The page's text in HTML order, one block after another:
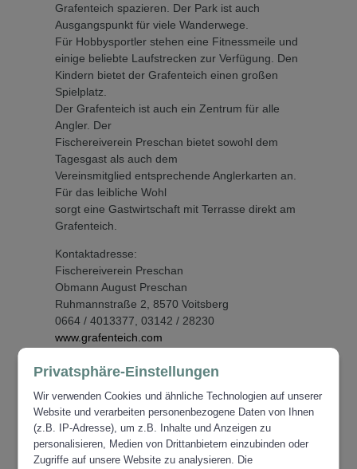
Grafenteich spazieren. Der Park ist auch
Ausgangspunkt für viele Wanderwege.
Für Hobbysportler stehen eine Fitnessmeile und
einige beliebte Laufstrecken zur Verfügung. Den
Kindern bietet der Grafenteich einen großen
Spielplatz.
Der Grafenteich ist auch ein Zentrum für alle
Angler. Der
Fischereiverein Preschan bietet sowohl dem
Tagesgast als auch dem
Vereinsmitglied entsprechende Anglerkarten an.
Für das leibliche Wohl
sorgt eine Gastwirtschaft mit Terrasse direkt am
Grafenteich.
Kontaktadresse:
Fischereiverein Preschan
Obmann August Preschan
Ruhmannstraße 2, 8570 Voitsberg
0664 / 4013377, 03142 / 28230
www.grafenteich.com
ZURÜCK
Privatsphäre-Einstellungen
Wir verwenden Cookies und ähnliche Technologien auf unserer
Website und verarbeiten personenbezogene Daten von Ihnen
(z.B. IP-Adresse), um z.B. Inhalte und Anzeigen zu
personalisieren, Medien von Drittanbietern einzubinden oder
Zugriffe auf unsere Website zu analysieren. Die